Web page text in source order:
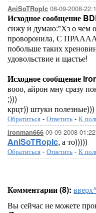
AniSoTRopIc 08-09-2008-
Исходное сообщение
сижу и думаю:"Хз о чем
проворонила, С
побольше таких
удовольствие и щастье!
Исходное сообщение
вооо, айрон мну сразу
;)))
крцт)) штуки полезные)))
Обратиться - Ответить - К
ironman666 09-09-2008-01:22
AniSoTRopIc, а то)))))
Обратиться - Ответить - К
Комментарии (8): вверх^
Вы сейчас не можете